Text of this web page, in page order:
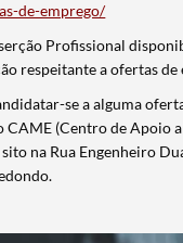
de-emprego/
Profissional
respeitante a ofertas de
se a alguma
CAME (Centro de Apoio a
na Rua Engenheiro